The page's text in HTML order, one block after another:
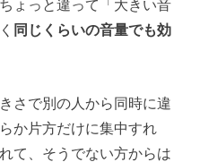
ょっと違って「大きい音
同じくらいの音量でも効
さで別の人から同時に違
か片方だけに集中すれ
て、そうでない方からは